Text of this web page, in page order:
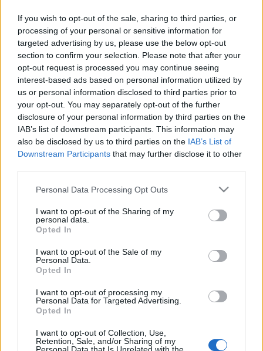
If you wish to opt-out of the sale, sharing to third parties, or
processing of your personal or sensitive information for
targeted advertising by us, please use the below opt-out
section to confirm your selection. Please note that after your
opt-out request is processed you may continue seeing
interest-based ads based on personal information utilized by
us or personal information disclosed to third parties prior to
your opt-out. You may separately opt-out of the further
disclosure of your personal information by third parties on the
IAB’s list of downstream participants. This information may
also be disclosed by us to third parties on the IAB’s List of
Downstream Participants that may further disclose it to other
Please note that this website/app uses one or more Google
not limited to your visit or usage behaviour. You may click to
grant or deny consent to Google and its third-party tags to
use your data for below specified purposes in below Google
consent section.
Personal Data Processing Opt Outs
I want to opt-out of the Sharing of my
personal data.
Opted In
I want to opt-out of the Sale of my
Personal Data.
Opted In
I want to opt-out of processing my
Personal Data for Targeted Advertising.
Opted In
I want to opt-out of Collection, Use,
Retention, Sale, and/or Sharing of my
című művét, amely egy Arad nevű helység
elmegyógyintézetében játszódik, a Negev sivatagban,
ahová holocaust túlélők egy csoportja érkezik.
Az elbeszélés egyik központi alakja, Adam Stein, akinek -
cirkuszi bohóc révén- azt a feladatot szánták a nácik, hogy
szórakoztassa a halálba menetelő zsidók ezreit.
A produkcióbanWillem Dafoeegy náci tisztet alakít, aki
Walker című moziját, amely lényegében a rendező 1980-as
Amerikai dzsigoló-jának a felélesztése, főszerepben olyan
sztárokkal, mint Woody Harrelson, Kristin Scott Thomas,
Lauren Bacall, Ned Beatty és Lily Tomlin.
MEGOSZTÁS